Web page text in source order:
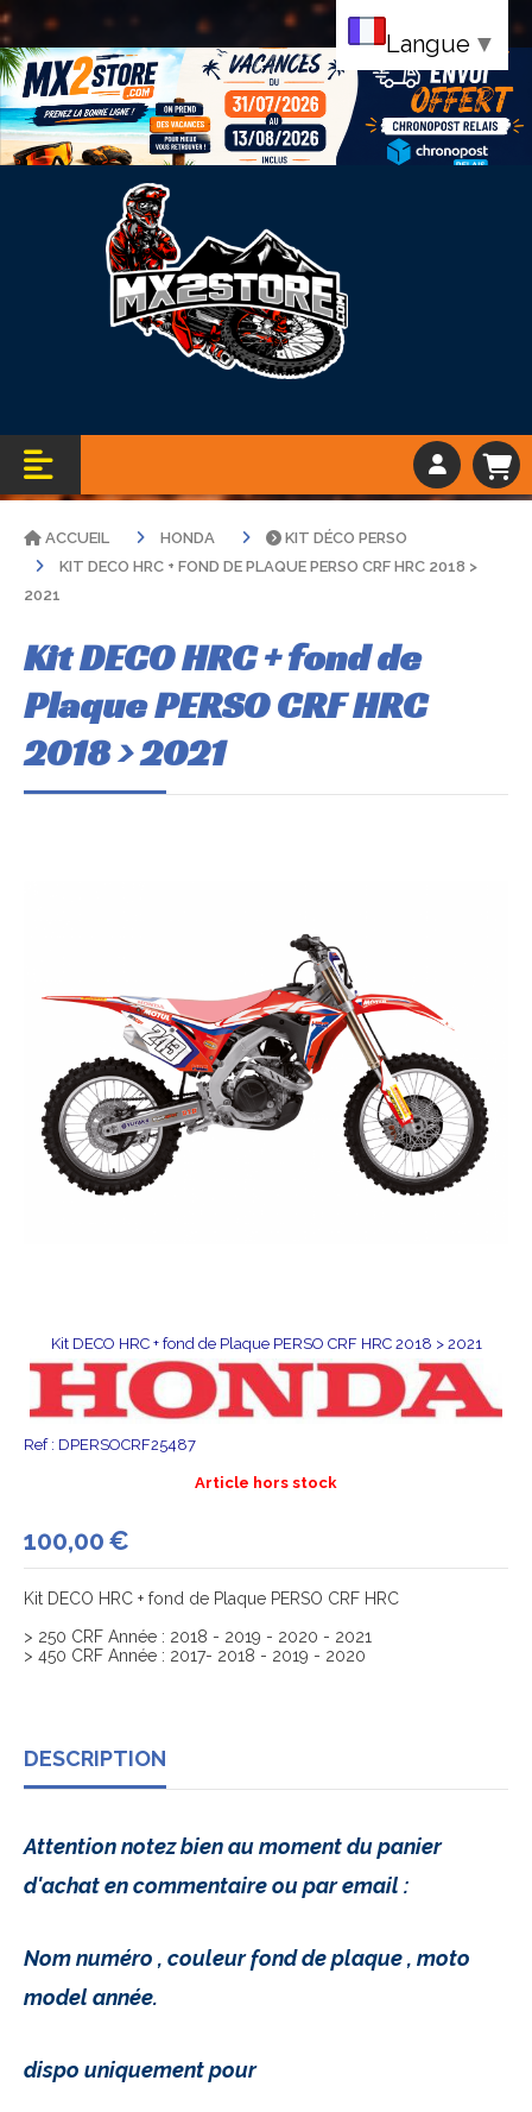
Bandeau vacance
ACCUEIL HONDA
KIT DÉCO PERSO
KIT DECO HRC + FOND DE PLAQUE PERSO CRF HRC 2018 >
2021
Kit DECO HRC + fond de
Plaque PERSO CRF HRC
2018 > 2021
Kit DECO HRC + fond de Plaque PERSO CRF HRC 2018 > 2021
Ref : DPERSOCRF25487
100,00€
Article hors stock
Kit DECO HRC + fond de Plaque PERSO CRF HRC
> 250 CRF Année : 2018 - 2019 - 2020 - 2021
> 450 CRF Année : 2017- 2018 - 2019 - 2020
DESCRIPTION
Attention notez bien au moment du panier
d'achat en commentaire ou par email :
Nom numéro , couleur fond de plaque , moto
model année.
dispo uniquement pour
Langue ▼